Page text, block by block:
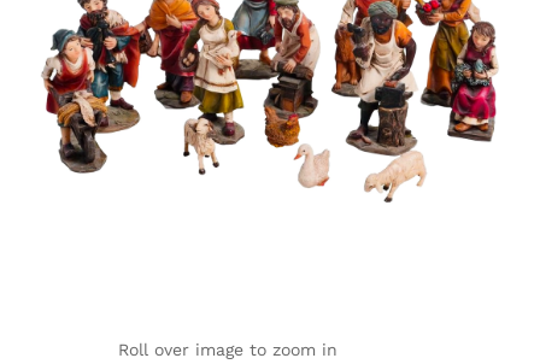
Roll over image to zoom in